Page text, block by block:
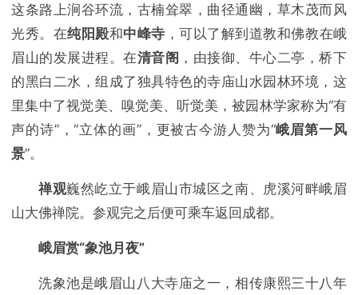
这条路上涧谷环流，古楠耸翠，曲径通幽，草木茂而风
光秀。在纯阳殿和中峰寺 ，可以了解到道教和佛教在峨
眉山的发展进程。在清音阁 ，由接御、牛心二亭，桥下
的黑白二水，组成了独具特色的寺庙山水园林环境，这
里集中了视觉美、嗅觉美、听觉美，被园林学家称为“有
声的诗”，“立体的画”，更被古今游人赞为“峨眉第一风
景”。
禅观巍然屹立于峨眉山市城区之南、虎溪河畔峨眉
山大佛禅院。参观完之后便可乘车返回成都。
峨眉赏“象池月夜”
洗象池是峨眉山八大寺庙之一，相传康熙三十八年